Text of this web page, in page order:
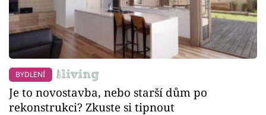
BYDLENÍ
Je to novostavba, nebo starší dům po
rekonstrukci? Zkuste si tipnout